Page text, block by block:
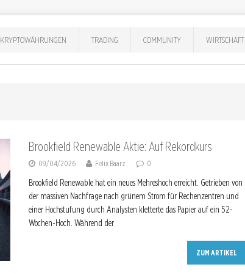
KRYPTOWÄHRUNGEN TRADING COMMUNITY WIRTSCHAFT
Brookfield Renewable Aktie: Auf Rekordkurs
09/04/2026 Felix Baarz 0
Brookfield Renewable hat ein neues Mehreshoch erreicht. Getrieben von
der massiven Nachfrage nach grünem Strom für Rechenzentren und
einer Hochstufung durch Analysten kletterte das Papier auf ein 52-
Wochen-Hoch. Während der
ZUM ARTIKEL